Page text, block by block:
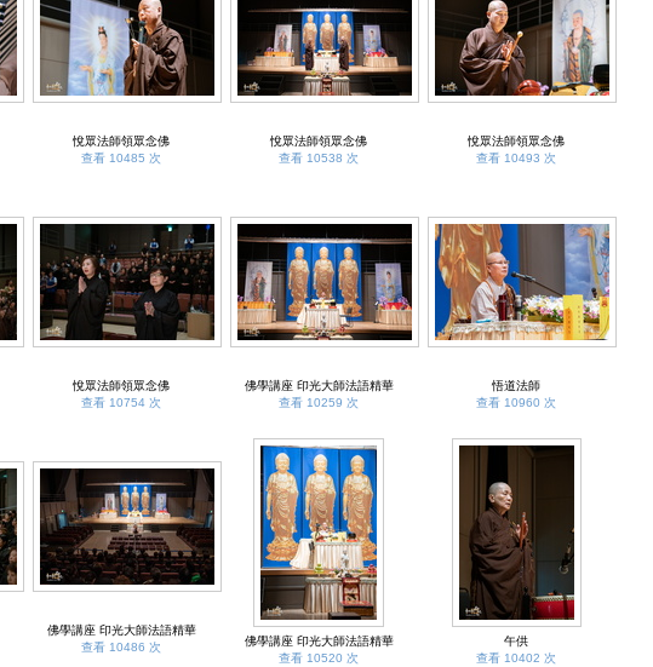
悅眾法師領眾念佛
查看 10485 次
悅眾法師領眾念佛
查看 10538 次
悅眾法師領眾念佛
查看 10493 次
悅眾法師領眾念佛
查看 10754 次
佛學講座 印光大師法語精華
查看 10259 次
悟道法師
查看 10960 次
佛學講座 印光大師法語精華
查看 10486 次
佛學講座 印光大師法語精華
查看 10520 次
午供
查看 10402 次